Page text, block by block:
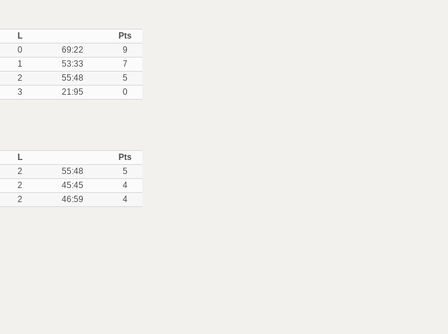
L
Pts
0 69:22
9
1 53:33
7
2 55:48
5
3 21:95 0
L
Pts
2 55:48
5
2 45:45
4
2 46:59 4